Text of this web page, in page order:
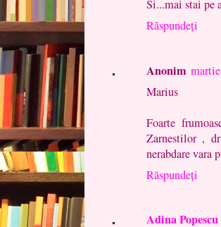
Si...mai stai pe
Răspundeți
Anonim
Marius
Foarte
Zarnestilor ,
nerabdare vara
Răspundeți
Adina Popescu